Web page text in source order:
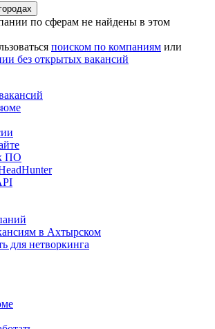
по сферам не найдены в этом
поиском по компаниям или
без открытых вакансий
ПО
в Ахтырском
для нетворкинга